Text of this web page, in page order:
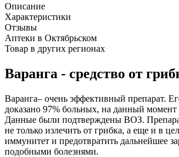
Описание
Характеристики
Отзывы
Аптеки в Октябрьском
Товар в других регионах
Варанга - средство от
Варанга– очень эффективный препарат.
доказано 97% больных, на данный
Данные были подтверждены ВОЗ.
не только излечить от грибка, а еще и в
иммунитет и предотвратить дальнейшее
подобными болезнями.